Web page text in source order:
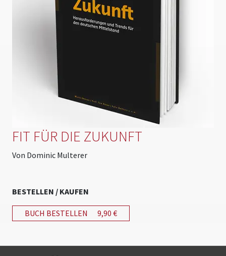
FIT FÜR DIE ZUKUNFT
Von Dominic Multerer
BESTELLEN / KAUFEN
BUCH BESTELLEN 9,90 €